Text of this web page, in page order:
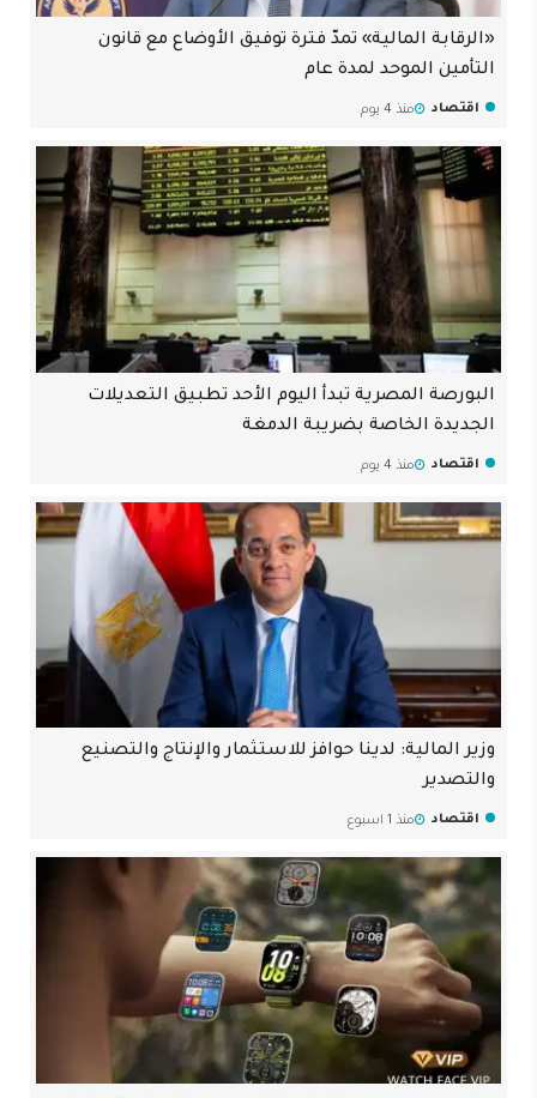
«الرقابة المالية» تمدّ فترة توفيق الأوضاع مع قانون
التأمين الموحد لمدة عام
اقتصاد منذ 4 يوم
البورصة المصرية تبدأ اليوم الأحد تطبيق التعديلات
الجديدة الخاصة بضريبة الدمغة
اقتصاد منذ 4 يوم
وزير المالية: لدينا حوافز للاستثمار والإنتاج والتصنيع
والتصدير
اقتصاد منذ 1 اسبوع